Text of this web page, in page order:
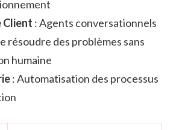
Client : Agents conversationnels
résoudre des problèmes sans
humaine
: Automatisation des processus